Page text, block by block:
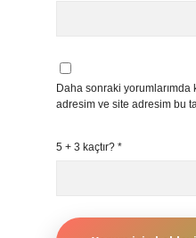
Daha sonraki yorumlarımda
adresim ve site adresim bu
5 + 3 kaçtır? *